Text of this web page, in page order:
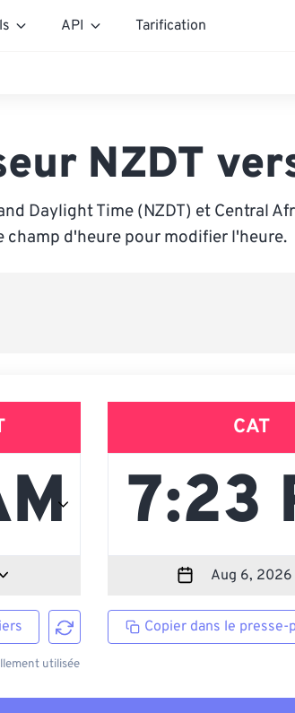
API Tarification
NZDT
Daylight Time (NZDT) et Central
champ d'heure pour modifier l'heure.
utilisée
CAT
Copier dans le presse-